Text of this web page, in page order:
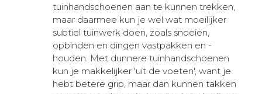
tuinhandschoenen aan te kunnen trekken,
maar daarmee kun je wel wat moeilijker
subtiel tuinwerk doen, zoals snoeien,
opbinden en dingen vastpakken en -
houden. Met dunnere tuinhandschoenen
kun je makkelijker 'uit de voeten', want je
hebt betere grip, maar dan kunnen takken